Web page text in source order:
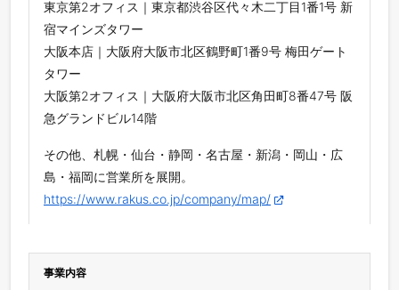
東京第2オフィス｜東京都渋谷区代々木二丁目1番1号 新
宿マインズタワー
大阪本店｜大阪府大阪市北区鶴野町1番9号 梅田ゲート
タワー
大阪第2オフィス｜大阪府大阪市北区角田町8番47号 阪
急グランドビル14階
その他、札幌・仙台・静岡・名古屋・新潟・岡山・広
島・福岡に営業所を展開。
https://www.rakus.co.jp/company/map/
事業内容